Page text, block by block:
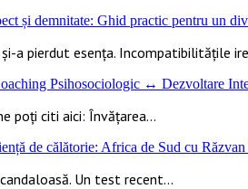
și demnitate: Ghid practic pentru un
a pierdut esența. Incompatibilitățile
Psihosociologic ↔ Dezvoltare
poți citi aici: Învățarea...
de călătorie: Africa de Sud cu Răzvan
Un test recent...